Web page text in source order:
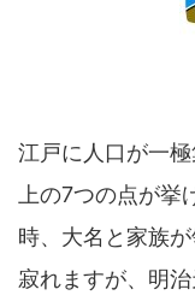
江戸に人口が一
上の7つの点が挙
時、大名と家族
寂れますが、明